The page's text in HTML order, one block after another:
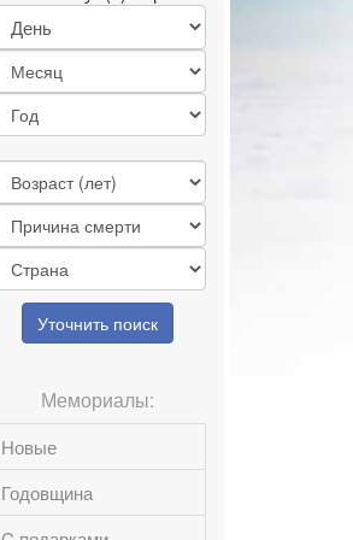
Уточнить поиск
Мемориалы:
Новые
Годовщина